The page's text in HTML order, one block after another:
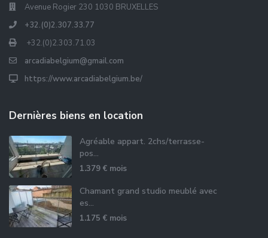
Avenue Rogier 230 1030 BRUXELLES
+32.(0)2.307.33.77
+32.(0)2.303.71.03
arcadiabelgium@gmail.com
https://www.arcadiabelgium.be/
Dernières biens en location
Agréable appart. 2chs/terrasse-
pos...
1.379 € mois
Chamant grand studio meublé avec
es...
1.175 € mois